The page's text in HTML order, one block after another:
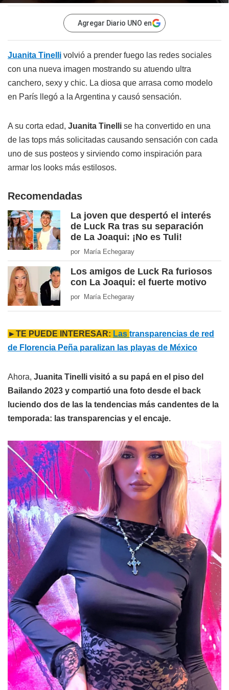
Agregar Diario UNO en
Juanita Tinelli volvió a prender fuego las redes sociales
con una nueva imagen mostrando su atuendo ultra
canchero, sexy y chic. La diosa que arrasa como modelo
en París llegó a la Argentina y causó sensación.
A su corta edad, Juanita Tinelli se ha convertido en una
de las tops más solicitadas causando sensación con cada
uno de sus posteos y sirviendo como inspiración para
armar los looks más estilosos.
Recomendadas
La joven que despertó el interés
de Luck Ra tras su separación
de La Joaqui: ¡No es Tuli!
por María Echegaray
Los amigos de Luck Ra furiosos
con La Joaqui: el fuerte motivo
por María Echegaray
►TE PUEDE INTERESAR: Las transparencias de red
de Florencia Peña paralizan las playas de México
Ahora, Juanita Tinelli visitó a su papá en el piso del
Bailando 2023 y compartió una foto desde el back
luciendo dos de las la tendencias más candentes de la
temporada: las transparencias y el encaje.